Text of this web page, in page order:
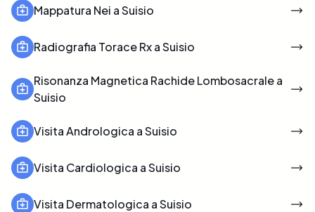
Mappatura Nei a Suisio
Radiografia Torace Rx a Suisio
Risonanza Magnetica Rachide Lombosacrale a
Suisio
Visita Andrologica a Suisio
Visita Cardiologica a Suisio
Visita Dermatologica a Suisio